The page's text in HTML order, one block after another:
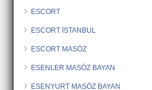
ESCORT
ESCORT İSTANBUL
ESCORT MASÖZ
ESENLER MASÖZ BAYAN
ESENYURT MASÖZ BAYAN